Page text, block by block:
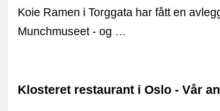
Koie Ramen i Torggata har fått en
Munchmuseet - og …
Klosteret restaurant i Oslo - Vår